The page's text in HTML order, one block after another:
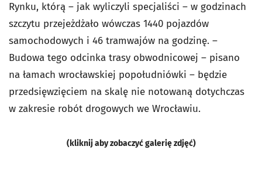
Rynku, którą – jak wyliczyli specjaliści – w godzinach
szczytu przejeżdżało wówczas 1440 pojazdów
samochodowych i 46 tramwajów na godzinę. –
Budowa tego odcinka trasy obwodnicowej – pisano
na łamach wrocławskiej popołudniówki – będzie
przedsięwzięciem na skalę nie notowaną dotychczas
w zakresie robót drogowych we Wrocławiu.
(kliknij aby zobaczyć galerię zdjęć)